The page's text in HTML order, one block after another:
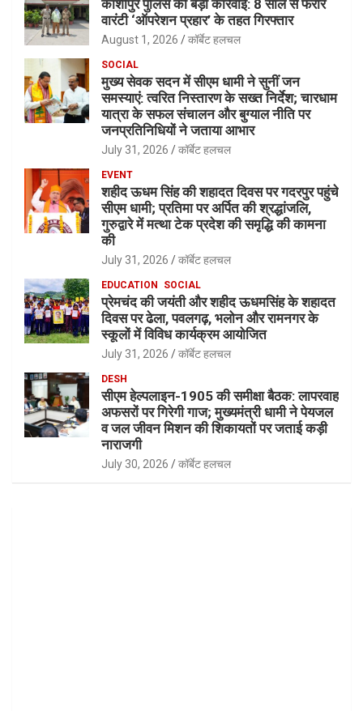
काशीपुर पुलिस की बड़ी कार्रवाई: 8 साल से फरार
वारंटी ‘ऑपरेशन प्रहार’ के तहत गिरफ्तार
August 1, 2026 कॉर्बेट हलचल
SOCIAL
मुख्य सेवक सदन में सीएम धामी ने सुनीं जन
समस्याएं: त्वरित निस्तारण के सख्त निर्देश; चारधाम
यात्रा के सफल संचालन और बुग्याल नीति पर
जनप्रतिनिधियों ने जताया आभार
July 31, 2026 कॉर्बेट हलचल
EVENT
शहीद ऊधम सिंह की शहादत दिवस पर गदरपुर पहुंचे
सीएम धामी; प्रतिमा पर अर्पित की श्रद्धांजलि,
गुरुद्वारे में मत्था टेक प्रदेश की समृद्धि की कामना
की
July 31, 2026 कॉर्बेट हलचल
EDUCATION SOCIAL
प्रेमचंद की जयंती और शहीद ऊधमसिंह के शहादत
दिवस पर ढेला, पवलगढ़, भलोन और रामनगर के
स्कूलों में विविध कार्यक्रम आयोजित
July 31, 2026 कॉर्बेट हलचल
DESH
सीएम हेल्पलाइन-1905 की समीक्षा बैठक: लापरवाह
अफसरों पर गिरेगी गाज; मुख्यमंत्री धामी ने पेयजल
व जल जीवन मिशन की शिकायतों पर जताई कड़ी
नाराजगी
July 30, 2026 कॉर्बेट हलचल